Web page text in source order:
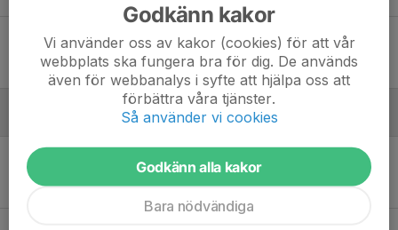
Lör 19
16:15
Hässelby SK IBK HJ1 - Storvreta Ungdom IBK (A)
Hässelbyhallen
-
Lör 16
16:00
Smedsgärdshallen
-
Godkänn kakor
Vi använder oss av kakor (cookies) för att vår
webbplats ska fungera bra för dig. De används
även för webbanalys i syfte att hjälpa oss att
förbättra våra tjänster.
Så använder vi cookies
Godkänn alla kakor
Bara nödvändiga